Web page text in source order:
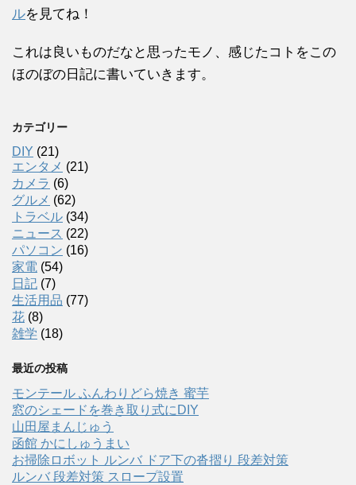
ルを見てね！
これは良いものだなと思ったモノ、感じたコトをこの
ほのぼの日記に書いていきます。
カテゴリー
DIY (21)
エンタメ (21)
カメラ (6)
グルメ (62)
トラベル (34)
ニュース (22)
パソコン (16)
家電 (54)
日記 (7)
生活用品 (77)
花 (8)
雑学 (18)
最近の投稿
モンテール ふんわりどら焼き 蜜芋
窓のシェードを巻き取り式にDIY
山田屋まんじゅう
函館 かにしゅうまい
お掃除ロボット ルンバ ドア下の沓摺り 段差対策
ルンバ 段差対策 スロープ設置